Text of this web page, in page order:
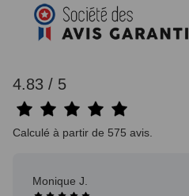
4.83 / 5
Calculé à partir de 575 avis.
Monique J.